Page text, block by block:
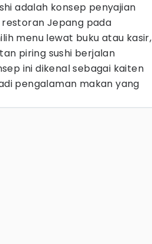
adalah konsep penyajian
Jepang pada
menu lewat buku atau kasir,
piring sushi berjalan
ini dikenal sebagai kaiten
pengalaman makan yang